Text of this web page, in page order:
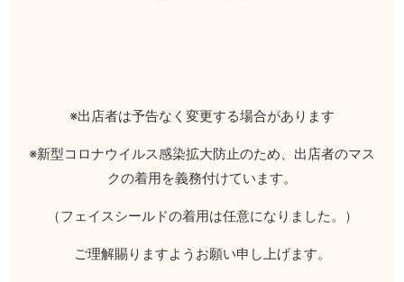
※出店者は予告なく変更する場合があります
※新型コロナウイルス感染拡大防止のため、出店者のマス
クの着用を義務付けています。
（フェイスシールドの着用は任意になりました。）
ご理解賜りますようお願い申し上げます。